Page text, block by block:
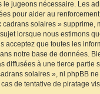
le jugeons nécessaire. Les
pour aider au
cadrans solaires » supprime,
lorsque nous estimons
acceptez que toutes les
notre base de données.
diffusées à une tierce partie
solaires », ni phpBB
de tentative de piratage